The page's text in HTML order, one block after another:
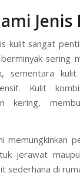
Jenis
kulit sangat
sering
sementara
Kulit
kering,
memungkinkan
jerawat
sederhana di